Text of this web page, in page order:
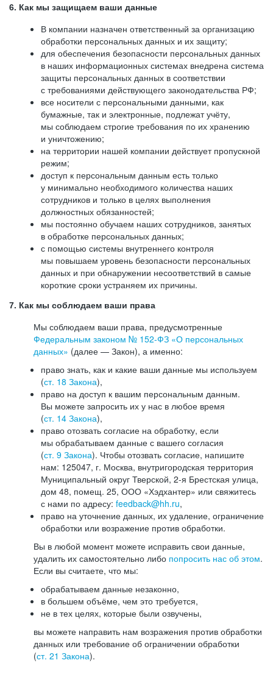
6. Как мы защищаем ваши данные
В компании назначен ответственный за организацию
обработки персональных данных и их защиту;
для обеспечения безопасности персональных данных
в наших информационных системах внедрена система
защиты персональных данных в соответствии
с требованиями действующего законодательства РФ;
все носители с персональными данными, как
бумажные, так и электронные, подлежат учёту,
мы соблюдаем строгие требования по их хранению
и уничтожению;
на территории нашей компании действует пропускной
режим;
доступ к персональным данным есть только
у минимально необходимого количества наших
сотрудников и только в целях выполнения
должностных обязанностей;
мы постоянно обучаем наших сотрудников, занятых
в обработке персональных данных;
с помощью системы внутреннего контроля
мы повышаем уровень безопасности персональных
данных и при обнаружении несоответствий в самые
короткие сроки устраняем их причины.
7. Как мы соблюдаем ваши права
Мы соблюдаем ваши права, предусмотренные
Федеральным законом № 152-ФЗ «О персональных
данных» (далее — Закон), а именно:
право знать, как и какие ваши данные мы используем
(ст. 18 Закона),
право на доступ к вашим персональным данным.
Вы можете запросить их у нас в любое время
(ст. 14 Закона),
право отозвать согласие на обработку, если
мы обрабатываем данные с вашего согласия
(ст. 9 Закона). Чтобы отозвать согласие, напишите
нам: 125047, г. Москва, внутригородская территория
Муниципальный округ Тверской, 2-я Брестская улица,
дом 48, помещ. 25, ООО «Хэдхантер» или свяжитесь
с нами по адресу: feedback@hh.ru,
право на уточнение данных, их удаление, ограничение
обработки или возражение против обработки.
Вы в любой момент можете исправить свои данные,
удалить их самостоятельно либо попросить нас об этом.
Если вы считаете, что мы:
обрабатываем данные незаконно,
в большем объёме, чем это требуется,
не в тех целях, которые были озвучены,
вы можете направить нам возражения против обработки
данных или требование об ограничении обработки
(ст. 21 Закона).